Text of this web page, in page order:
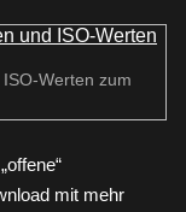
Werten zum
mit mehr